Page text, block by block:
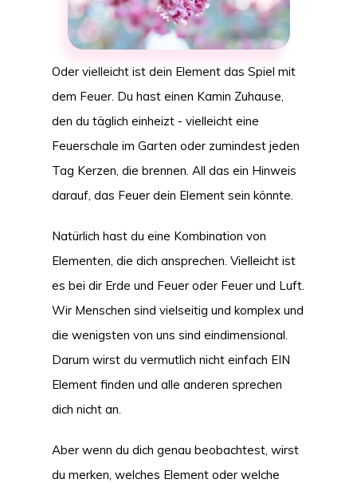
Oder vielleicht ist dein Element das Spiel mit
dem Feuer. Du hast einen Kamin Zuhause,
den du täglich einheizt - vielleicht eine
Feuerschale im Garten oder zumindest jeden
Tag Kerzen, die brennen. All das ein Hinweis
darauf, das Feuer dein Element sein könnte.
Natürlich hast du eine Kombination von
Elementen, die dich ansprechen. Vielleicht ist
es bei dir Erde und Feuer oder Feuer und Luft.
Wir Menschen sind vielseitig und komplex und
die wenigsten von uns sind eindimensional.
Darum wirst du vermutlich nicht einfach EIN
Element finden und alle anderen sprechen
dich nicht an.
Aber wenn du dich genau beobachtest, wirst
du merken, welches Element oder welche